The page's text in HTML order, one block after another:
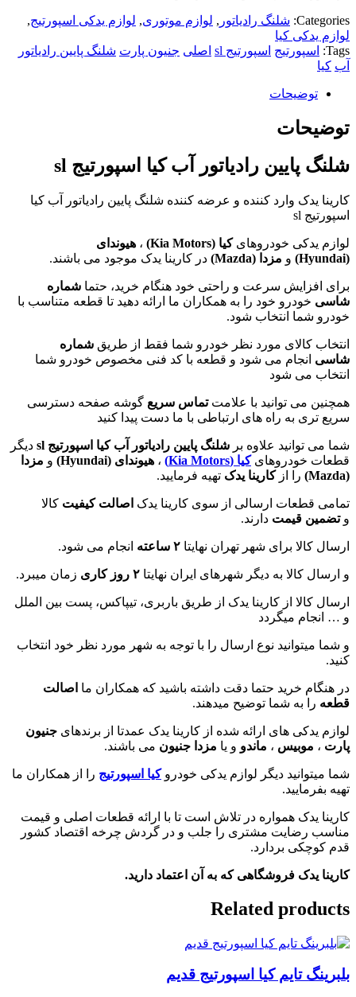
Categories: شلنگ رادیاتور , لوازم موتوری, لوازم یدکی اسپورتیج,
لوازم یدکی کیا
Tags:
اسپورتیج اسپورتیج sl اصلی جنیون پارت شلنگ پایین رادیاتور
آب کیا
توضیحات
توضیحات
شلنگ پایین رادیاتور آب کیا اسپورتیج sl
کارینا یدک وارد کننده و عرضه کننده شلنگ پایین رادیاتور آب کیا
اسپورتیج sl
لوازم یدکی خودروهایکیا (Kia Motors
) ، هیوندای
(
Hyundai
) و مزدا (Mazda
) در کارینا یدک موجود می باشند.
برای افزایش سرعت و راحتی خود هنگام خرید، حتما شماره
شاسی خودرو خود را به همکاران ما ارائه دهید تا قطعه متناسب با
خودرو شما انتخاب شود.
انتخاب کالای مورد نظر خودرو شما فقط از طریق شماره
شاسی انجام می شود و قطعه با کد فنی مخصوص خودرو شما
انتخاب می شود
همچنین می توانید با علامتتماس سریع گوشه صفحه دسترسی
سریع تری به راه های ارتباطی با ما دست پیدا کنید
شما می توانید علاوه بر شلنگ پایین رادیاتور آب کیا اسپورتیج sl
دیگر
قطعات خودروهایکیا (Kia Motors) ، هیوندای (Hyundai
) و مزدا
(
Mazda
) را ازکارینا یدک تهیه فرمایید.
تمامی قطعات ارسالی از سوی کارینا یدک اصالت کیفیت کالا
وتضمین قیمت دارند.
ارسال کالا برای شهر تهران نهایتا ۲ ساعته انجام می شود.
و ارسال کالا به دیگر شهرهای ایران نهایتا ۲ روز کاری زمان میبرد.
ارسال کالا از کارینا یدک از طریق باربری، تیپاکس، پست بین الملل
و … انجام میگردد
و شما میتوانید نوع ارسال را با توجه به شهر مورد نظر خود انتخاب
کنید.
در هنگام خرید حتما دقت داشته باشید که همکاران ما اصالت
قطعه را به شما توضیح میدهند.
لوازم یدکی های ارائه شده از کارینا یدک عمدتا از برندهای جنیون
پارت ، موبیس ، ماندو و یا مزدا جنیون می باشند.
شما میتوانید دیگر لوازم یدکی خودروکیا اسپورتیج را از همکاران ما
تهیه بفرمایید.
کارینا یدک همواره در تلاش است تا با ارائه قطعات اصلی و قیمت
مناسب رضایت مشتری را جلب و در گردش چرخه اقتصاد کشور
قدم کوچکی بردارد.
کارینا یدک فروشگاهی که به آن اعتماد دارید.
Related products
بلبرینگ تایم کیا اسپورتیج قدیم